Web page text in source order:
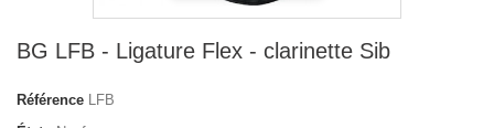
BG LFB - Ligature Flex - clarinette Sib
Référence LFB